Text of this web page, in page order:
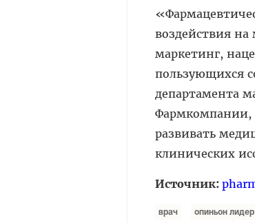
воздействия на
маркетинг,
пользующихся
департамента
Фармкомпании,
развивать
клинических
Источник:
врач опиньон лидер